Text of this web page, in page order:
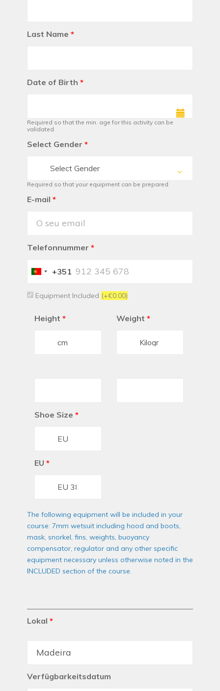
Last Name *
Date of Birth *
Required so that the min. age for this activity can be
validated
Select Gender *
Select Gender
Required so that your equipment can be prepared
E-mail *
Telefonnummer *
Portugal
+351
Equipment Included (+€0.00)
Height * Weight *
Shoe Size *
EU *
The following equipment will be included in your
course: 7mm wetsuit including hood and boots,
mask, snorkel, fins, weights, buoyancy
compensator, regulator and any other specific
equipment necessary unless otherwise noted in the
INCLUDED section of the course.
Lokal *
Verfügbarkeitsdatum